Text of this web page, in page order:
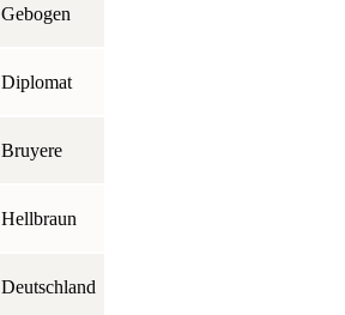
Gebogen
Diplomat
Bruyere
Hellbraun
Deutschland